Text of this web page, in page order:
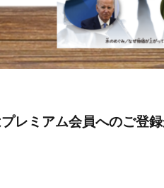
レミアム会員へのご登録